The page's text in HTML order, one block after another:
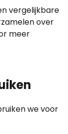
vergelijkbare
over
meer
we voor